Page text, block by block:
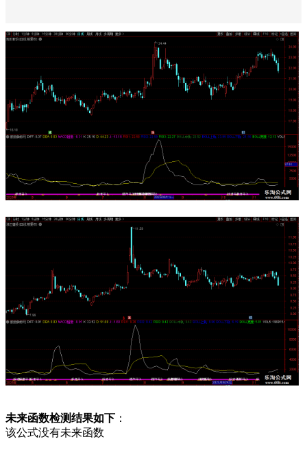
未来函数检测结果如下 ：
该公式没有未来函数